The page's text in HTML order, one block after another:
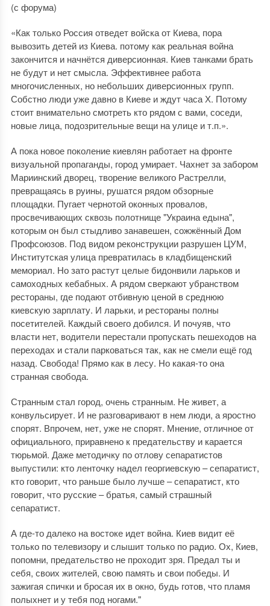
(с форума)
«Как только Россия отведет войска от Киева, пора
вывозить детей из Киева. потому как реальная война
закончится и начнётся диверсионная. Киев танками брать
не будут и нет смысла. Эффективнее работа
многочисленных, но небольших диверсионных групп.
Собстно люди уже давно в Киеве и ждут часа Х. Потому
стоит внимательно смотреть кто рядом с вами, соседи,
новые лица, подозрительные вещи на улице и т.п.».
А пока новое поколение киевлян работает на фронте
визуальной пропаганды, город умирает. Чахнет за забором
Мариинский дворец, творение великого Растрелли,
превращаясь в руины, рушатся рядом обзорные
площадки. Пугает чернотой оконных провалов,
просвечивающих сквозь полотнище "Украина едына",
которым он был стыдливо занавешен, сожжённый Дом
Профсоюзов. Под видом реконструкции разрушен ЦУМ,
Институтская улица превратилась в кладбищенский
мемориал. Но зато растут целые бидонвили ларьков и
самоходных кебабных. А рядом сверкают убранством
рестораны, где подают отбивную ценой в среднюю
киевскую зарплату. И ларьки, и рестораны полны
посетителей. Каждый своего добился. И почуяв, что
власти нет, водители перестали пропускать пешеходов на
переходах и стали парковаться так, как не смели ещё год
назад. Свобода! Прямо как в лесу. Но какая-то она
странная свобода.
Странным стал город, очень странным. Не живет, а
конвульсирует. И не разговаривают в нем люди, а яростно
спорят. Впрочем, нет, уже не спорят. Мнение, отличное от
официального, приравнено к предательству и карается
тюрьмой. Даже методичку по отлову сепаратистов
выпустили: кто ленточку надел георгиевскую – сепаратист,
кто говорит, что раньше было лучше – сепаратист, кто
говорит, что русские – братья, самый страшный
сепаратист.
А где-то далеко на востоке идет война. Киев видит её
только по телевизору и слышит только по радио. Ох, Киев,
попомни, предательство не проходит зря. Предал ты и
себя, своих жителей, свою память и свои победы. И
зажигая спички и бросая их в окно, будь готов, что пламя
полыхнет и у тебя под ногами."